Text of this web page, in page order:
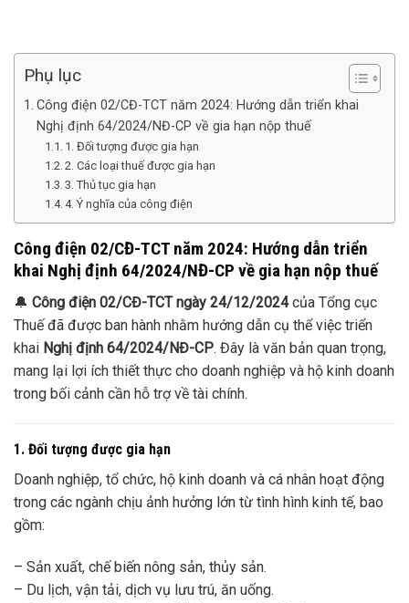
Phụ lục
Công điện 02/CĐ-TCT năm 2024: Hướng dẫn triển khai
Nghị định 64/2024/NĐ-CP về gia hạn nộp thuế
1. Đối tượng được gia hạn
2. Các loại thuế được gia hạn
3. Thủ tục gia hạn
4. Ý nghĩa của công điện
Công điện 02/CĐ-TCT năm 2024: Hướng dẫn triển
khai Nghị định 64/2024/NĐ-CP về gia hạn nộp thuế
🔔 Công điện 02/CĐ-TCT ngày 24/12/2024của Tổng cục
Thuế đã được ban hành nhằm hướng dẫn cụ thể việc triển
khai Nghị định 64/2024/NĐ-CP. Đây là văn bản quan trọng,
mang lại lợi ích thiết thực cho doanh nghiệp và hộ kinh doanh
trong bối cảnh cần hỗ trợ về tài chính.
1. Đối tượng được gia hạn
Doanh nghiệp, tổ chức, hộ kinh doanh và cá nhân hoạt động
trong các ngành chịu ảnh hưởng lớn từ tình hình kinh tế, bao
gồm:
– Sản xuất, chế biến nông sản, thủy sản.
– Du lịch, vận tải, dịch vụ lưu trú, ăn uống.